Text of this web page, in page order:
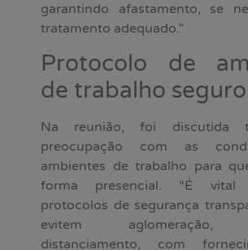
garantindo afastamento, se
tratamento adequado.”
Protocolo de
de trabalho seguro
Na reunião, foi discutida
preocupação com as
ambientes de trabalho para
forma presencial. “É
protocolos de segurança
evitem aglomeração,
distanciamento, com